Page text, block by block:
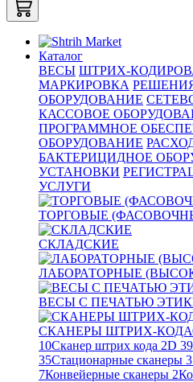
Каталог
ВЕСЫ ШТРИХ-
МАРКИРОВКА
ОБОРУДОВАНИЕ
КАССОВОЕ
ПРОГРАММНОЕ
ОБОРУДОВАНИЕ
БАКТЕРИЦИДНОЕ
УСТАНОВКИ
УСЛУГИ
ТОРГОВЫЕ
СКЛАДСКИЕ
ЛАБОРАТОРНЫЕ
ВЕСЫ С ПЕЧАТЬЮ
СКАНЕРЫ ШТРИХ-КОДА
10Сканер штрих кода 2D 39
35Стационарные сканеры
7Конвейерные сканеры 2